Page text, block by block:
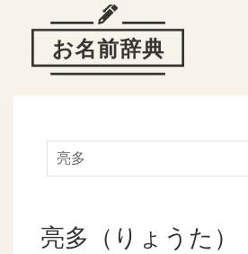
亮多（りょうた）